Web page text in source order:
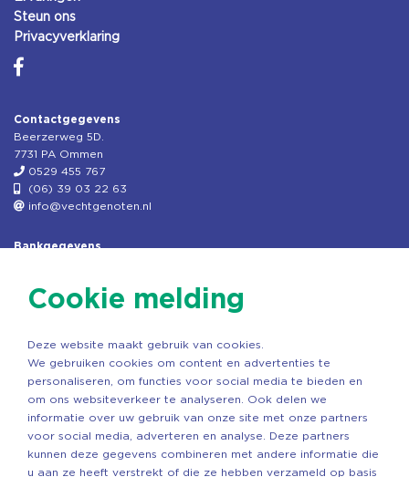
Steun ons
Privacyverklaring
Contactgegevens
Beerzerweg 5D.
7731 PA Ommen
0529 455 767
(06) 39 03 22 63
info@vechtgenoten.nl
Bankgegevens
Rek.nr: NL85RABO0127579230
Copyright ©2026 Vechtgenoten
Cookie melding
Deze website maakt gebruik van cookies.
We gebruiken cookies om content en advertenties te
personaliseren, om functies voor social media te bieden en
om ons websiteverkeer te analyseren. Ook delen we
informatie over uw gebruik van onze site met onze partners
voor social media, adverteren en analyse. Deze partners
kunnen deze gegevens combineren met andere informatie die
u aan ze heeft verstrekt of die ze hebben verzameld op basis